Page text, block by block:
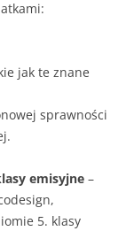
jak te znane
sprawności
emisyjne –
5. klasy